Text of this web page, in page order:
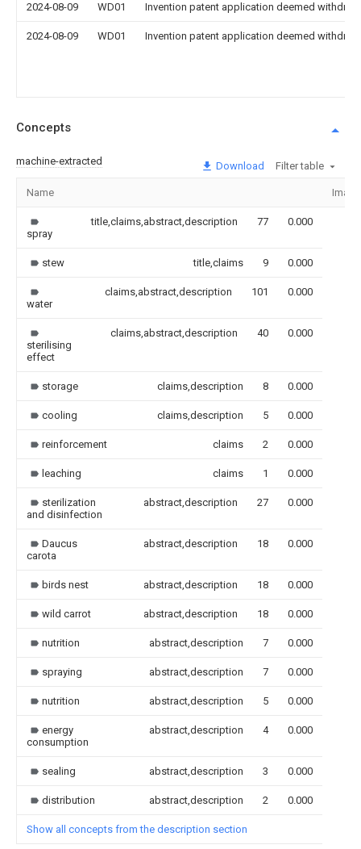
2024-08-09 WD01 Invention patent application deemed
2024-08-09 WD01 Invention patent application deemed
Concepts
machine-extracted Download Filter table
Name Image
spray
title,claims,abstract,description 77 0.000
stew title,claims 9 0.000
water
claims,abstract,description 101 0.000
sterilising
effect
claims,abstract,description 40 0.000
storage claims,description 8 0.000
cooling claims,description 5 0.000
reinforcement claims 2 0.000
leaching claims 1 0.000
sterilization
and disinfection
abstract,description 27 0.000
Daucus
carota
abstract,description 18 0.000
birds nest abstract,description 18 0.000
wild carrot abstract,description 18 0.000
nutrition abstract,description 7 0.000
spraying abstract,description 7 0.000
nutrition abstract,description 5 0.000
energy
consumption
abstract,description 4 0.000
sealing abstract,description 3 0.000
distribution abstract,description 2 0.000
Show all concepts from the description section